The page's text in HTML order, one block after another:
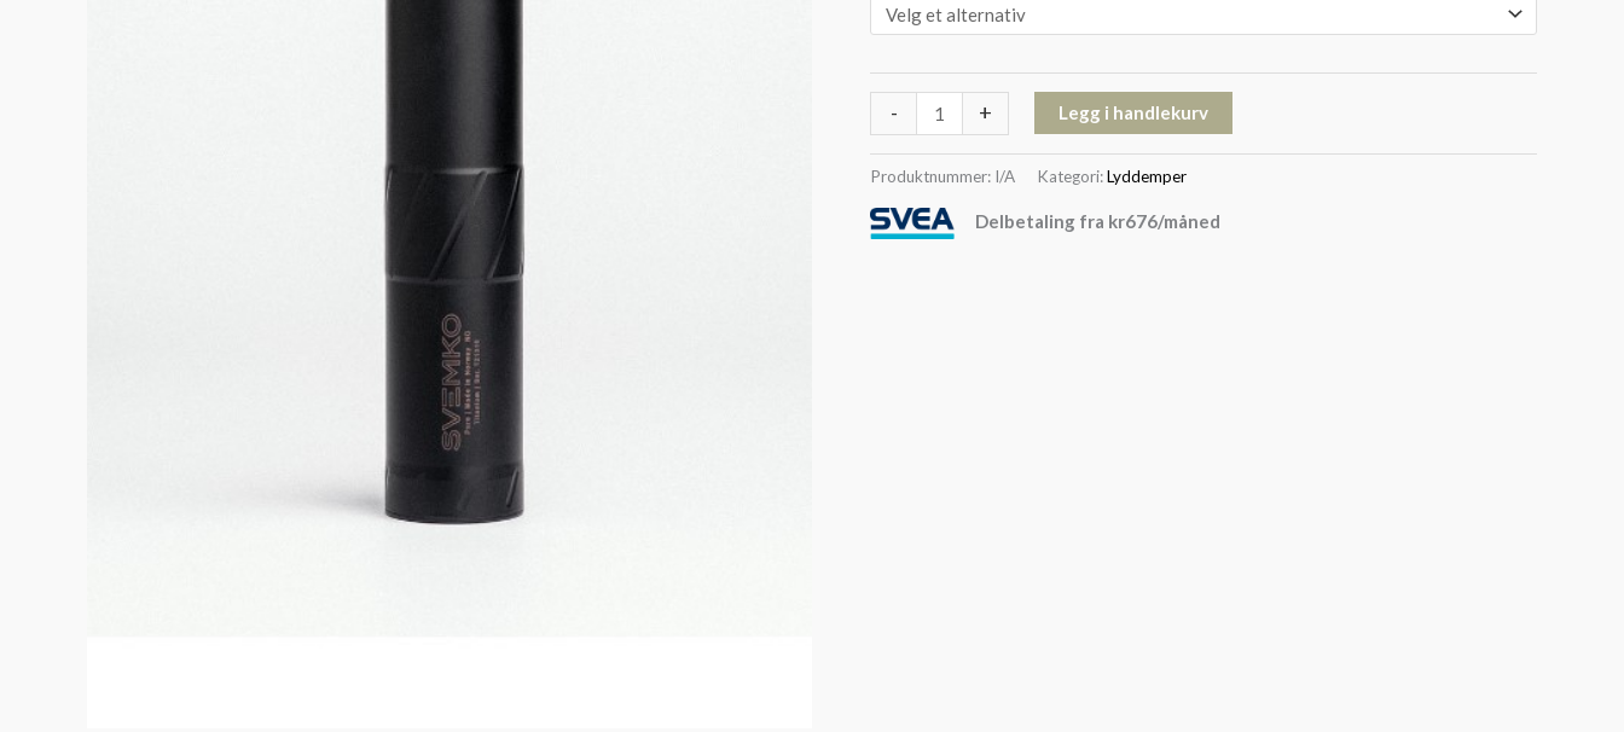
- + Legg i handlekurv
Produktnummer: I/A Kategori:Lyddemper
Delbetaling fra kr676/måned